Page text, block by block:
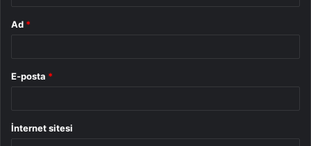
Ad *
E-posta *
İnternet sitesi